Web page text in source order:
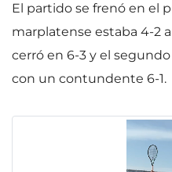
El partido se frenó en el
marplatense estaba 4-2
cerró en 6-3 y el
con un contundente 6-1.